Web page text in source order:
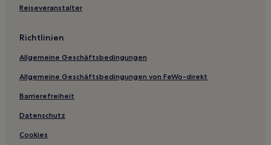
Pinkett Hotels
Hotels nahe Apsley Falls
Oxley Vale: Hotels
Tamworth Hotels
Region Tamworth: Hotels
Aberfoyle Hotels
Kingstown Hotels
Reiseveranstalter
Richtlinien
Allgemeine Geschäftsbedingungen
Allgemeine Geschäftsbedingungen von FeWo-direkt
Barrierefreiheit
Datenschutz
Cookies